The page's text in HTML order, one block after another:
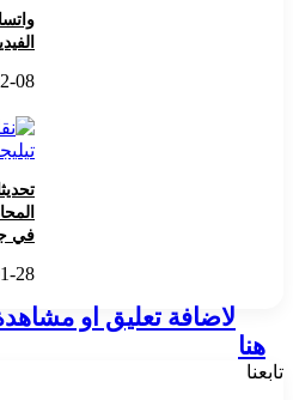
08
في
28
لاضافة تعليق او
هنا
تابعنا